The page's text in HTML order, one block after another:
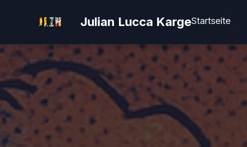
Julian Lucca KargeStartseite